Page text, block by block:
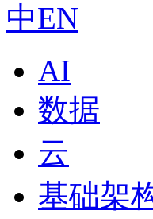
中EN
AI
数据
云
基础架